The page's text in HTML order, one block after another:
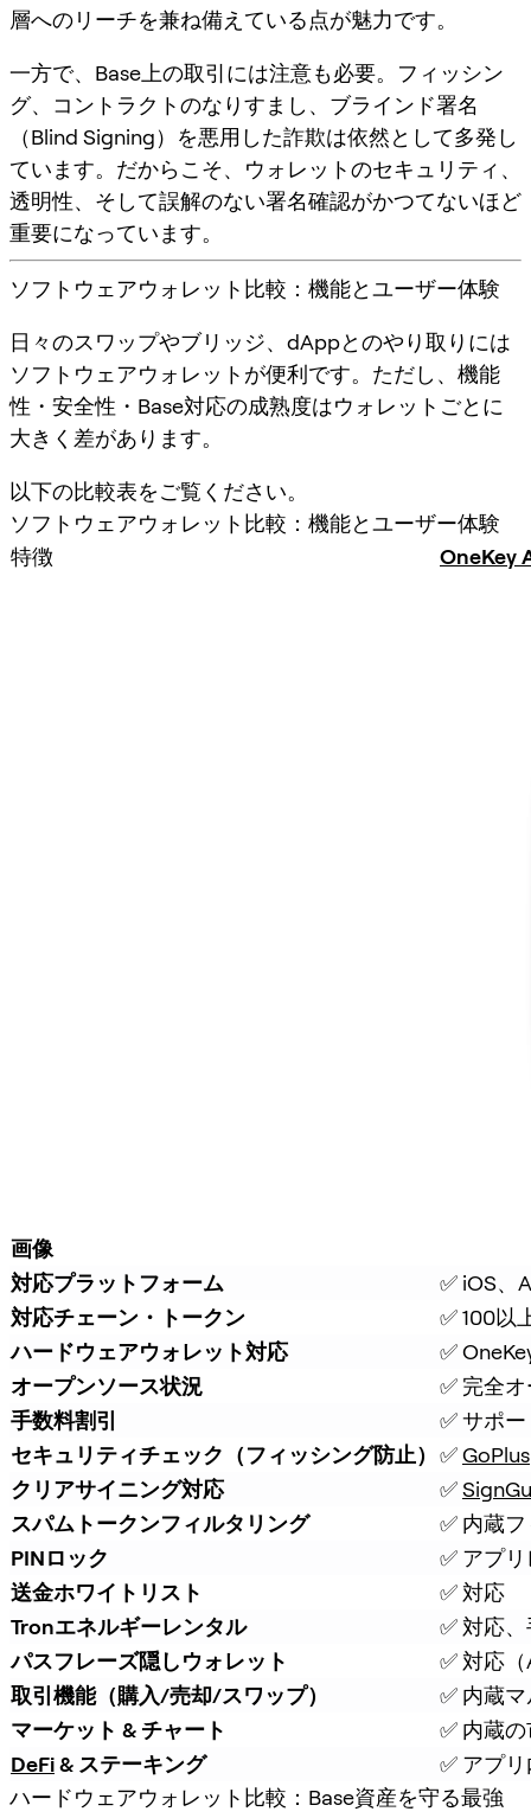
層へのリーチを兼ね備えている点が魅力です。
一方で、Base上の取引には注意も必要。フィッシン
グ、コントラクトのなりすまし、ブラインド署名
（Blind Signing）を悪用した詐欺は依然として多発し
ています。だからこそ、 ウォレットのセキュリティ、
透明性、そして誤解のない署名確認がかつてないほど
重要になっています。
ソフトウェアウォレット比較：機能とユーザー体験
日々のスワップやブリッジ、dAppとのやり取りには
ソフトウェアウォレットが便利です。ただし、機能
性・安全性・Base対応の成熟度はウォレットごとに
大きく差があります。
以下の比較表をご覧ください。
ソフトウェアウォレット比較：機能とユーザー体験
特徴
OneKey
画像
対応プラットフォーム
✅ iOS、
対応チェーン・トークン
✅ 100以
ハードウェアウォレット対応
✅
オープンソース状況
✅ 完全
手数料割引
✅ サポ
セキュリティチェック（フィッシング防止） ✅ GoPlus
クリアサイニング対応
✅
スパムトークンフィルタリング
✅ 内蔵
PINロック
✅ アプ
送金ホワイトリスト
✅ 対応
Tronエネルギーレンタル
✅ 対応
パスフレーズ隠しウォレット
✅ 対応
取引機能（購入/売却/スワップ）
✅ 内蔵
マーケット & チャート
✅ 内蔵
DeFi & ステーキング
✅ アプ
ハードウェアウォレット比較：Base資産を守る最強